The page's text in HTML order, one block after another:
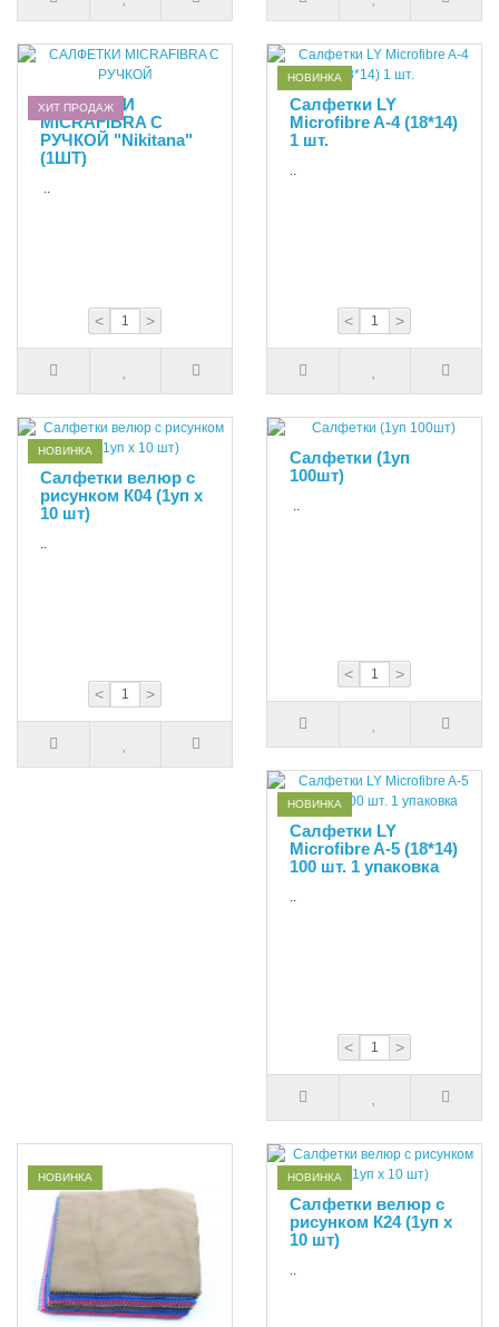
ХИТ ПРОДАЖ
САЛФЕТКИ
MICRAFIBRA С
РУЧКОЙ "Nikitana"
(1ШТ)
..
< >
НОВИНКА
Салфетки LY
Microfibre A-4 (18*14)
1 шт.
..
< >
НОВИНКА
Cалфетки велюр с
рисунком К04 (1уп х
10 шт)
..
< >
Салфетки (1уп
100шт)
..
< >
НОВИНКА
Салфетки LY
Microfibre A-5 (18*14)
100 шт. 1 упаковка
..
< >
НОВИНКА НОВИНКА
Cалфетки велюр с
рисунком К24 (1уп х
10 шт)
..